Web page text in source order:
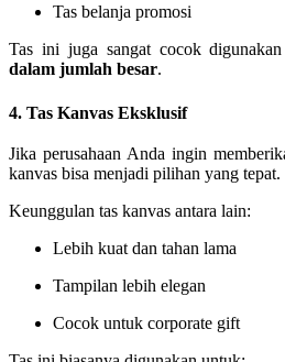
Tas belanja promosi
Tas ini juga sangat cocok
dalam jumlah besar.
4. Tas Kanvas Eksklusif
Jika perusahaan Anda ingin
kanvas bisa menjadi pilihan yang tepat.
Keunggulan tas kanvas antara lain:
Lebih kuat dan tahan lama
Tampilan lebih elegan
Cocok untuk corporate gift